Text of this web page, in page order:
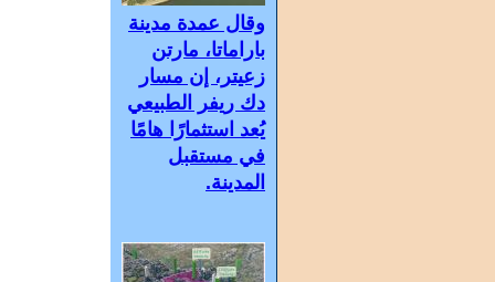
وقال عمدة مدينة
باراماتا، مارتن
زعيتر، إن مسار
دك ريفر الطبيعي
يُعد استثمارًا هامًا
في مستقبل
المدينة.